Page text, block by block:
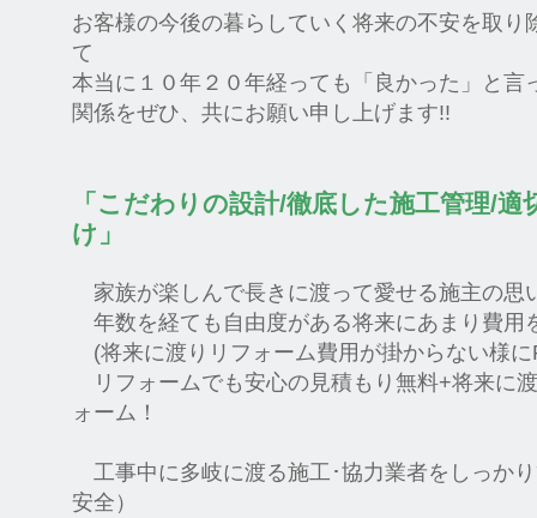
お客様の今後の暮らしていく将来の不安を取り
て
本当に１０年２０年経っても「良かった」と言
関係をぜひ、共にお願い申し上げます!!
「こだわりの設計/徹底した施工管理/
け」
家族が楽しんで長きに渡って愛せる施主の思
年数を経ても自由度がある将来にあまり費用
(将来に渡りリフォーム費用が掛からない様
リフォームでも安心の見積もり無料+将来に
ォーム！
工事中に多岐に渡る施工･協力業者をしっか
安全）